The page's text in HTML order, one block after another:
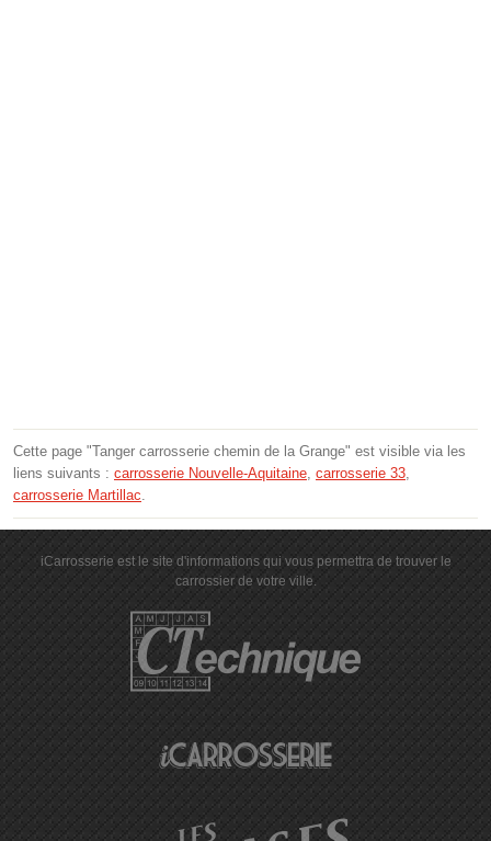
Cette page "Tanger carrosserie chemin de la Grange" est visible via les
liens suivants : carrosserie Nouvelle-Aquitaine, carrosserie 33,
carrosserie Martillac.
iCarrosserie est le site d'informations qui vous permettra de trouver le
carrossier de votre ville.